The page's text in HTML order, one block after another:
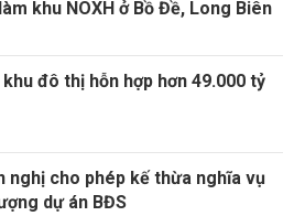
khu NOXH ở Bồ Đề, Long Biên
đô thị hỗn hợp hơn 49.000 tỷ
nghị cho phép kế thừa nghĩa vụ
dự án BĐS